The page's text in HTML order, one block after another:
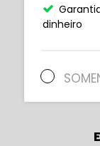
dinheiro